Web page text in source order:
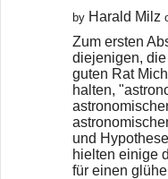
by Harald Milz
Zum ersten
diejenigen,
guten Rat
halten,
und
hielten einige
für einen